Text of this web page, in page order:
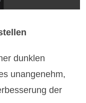
dunklen
unangenehm,
der